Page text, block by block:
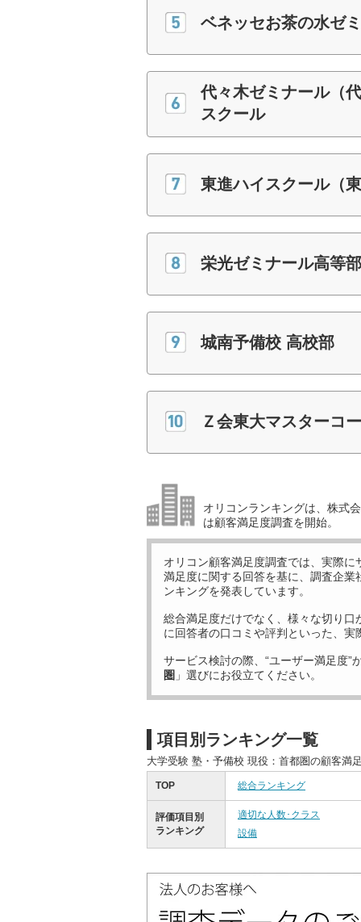
ベネッセお茶の水ゼ
代々木ゼミナール（
スクール
東進ハイスクール（
栄光ゼミナール高等
城南予備校 高校部
Ｚ会東大マスターコ
オリコンランキングは、株式
は顧客満足度調査を開始。
オリコン顧客満足度調査では、実際に
満足度に関する回答を基に、調査企業
ンキングを発表しています。
総合満足度だけでなく、様々な切り口
に回答者の口コミや評判といった、
サービス検討の際、“ユーザー満足度”
圏 」選びにお役立てください。
項目別ランキング一覧
大学受験 塾・予備校 現役：首都圏の顧客満
TOP 総合ランキング
評価項目別
ランキング
適切な人数･クラス
設備